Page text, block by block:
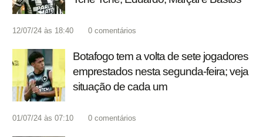
12/07/24 às 18:40 0 comentários
Botafogo tem a volta de sete jogadores
emprestados nesta segunda-feira; veja
situação de cada um
01/07/24 às 07:10 0 comentários